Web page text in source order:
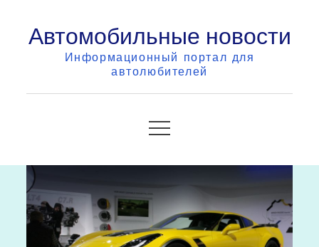
contentАвтомобильные новости
Информационный портал для
автолюбителей